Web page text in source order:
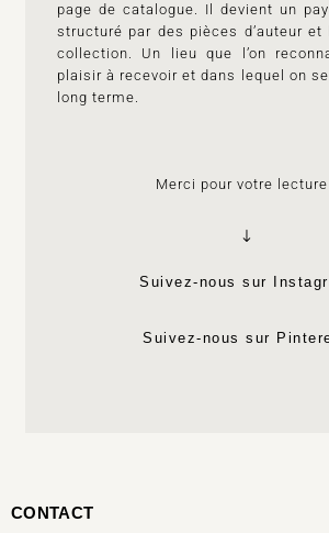
page de catalogue. Il devient un
structuré par des pièces d’auteur et
collection. Un lieu que l’on
plaisir à recevoir et dans lequel on
long terme.
Merci pour votre lecture
Suivez-nous sur
Suivez-nous sur
CONTACT